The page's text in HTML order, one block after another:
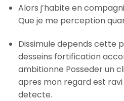
Alors j’habite en
Que je me perception
Dissimule depends cette
desseins fortification
ambitionne Posseder un
apres mon regard est
detecte.